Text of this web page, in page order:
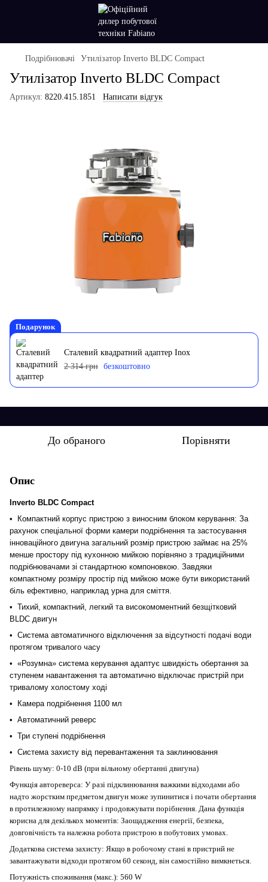
Подрібнювачі Утилізатор Inverto BLDC Compact
Утилізатор Inverto BLDC Compact
Артикул: 8220.415.1851 Написати відгук
Подарунок
Сталевий квадратний адаптер Inox
2 314 грн безкоштовно
До обраного Порівняти
Опис
Inverto BLDC Compact
• Компактний корпус пристрою з виносним блоком керування: За
рахунок спеціальної форми камери подрібнення та застосування
інноваційного двигуна загальний розмір пристрою займає на 25%
менше простору під кухонною мийкою порівняно з традиційними
подрібнювачами зі стандартною компоновкою. Завдяки
компактному розміру простір під мийкою може бути використаний
біль ефективно, наприклад урна для сміття.
• Тихий, компактний, легкий та високомоментний безщітковий
BLDC двигун
• Система автоматичного відключення за відсутності подачі води
протягом тривалого часу
• «Розумна» система керування адаптує швидкість обертання за
ступенем навантаження та автоматично відключає пристрій при
тривалому холостому ході
• Камера подрібнення 1100 мл
• Автоматичний реверс
• Три ступені подрібнення
• Система захисту від перевантаження та заклинювання
Рівень шуму: 0-10 dB (при вільному обертанні двигуна)
Функція автореверса: У разі підклинювання важкими відходами або
надто жорстким предметом двигун може зупинитися і почати обертання
в протилежному напрямку і продовжувати порібнення. Дана функція
корисна для декількох моментів: Заощадження енергії, безпека,
довговічність та належна робота пристрою в побутових умовах.
Додаткова система захисту: Якщо в робочому стані в пристрий не
завантажувати відходи протягом 60 секонд, він самостійно вимкнеться.
Потужність споживання (макс.): 560 W